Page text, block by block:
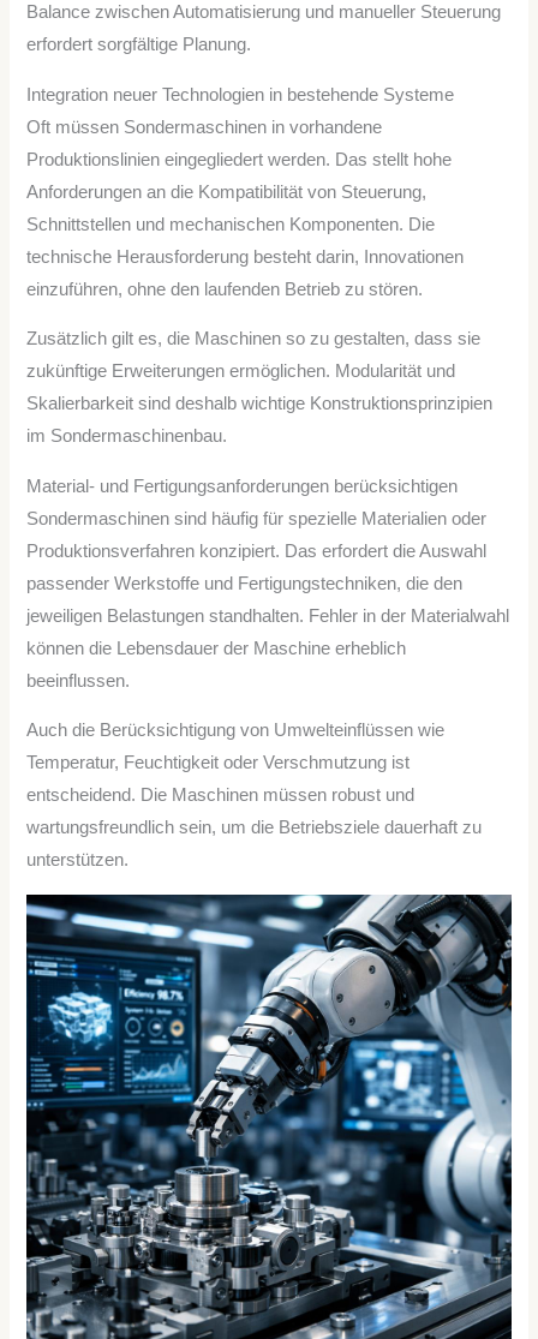
Balance zwischen Automatisierung und manueller Steuerung
erfordert sorgfältige Planung.
Integration neuer Technologien in bestehende Systeme
Oft müssen Sondermaschinen in vorhandene
Produktionslinien eingegliedert werden. Das stellt hohe
Anforderungen an die Kompatibilität von Steuerung,
Schnittstellen und mechanischen Komponenten. Die
technische Herausforderung besteht darin, Innovationen
einzuführen, ohne den laufenden Betrieb zu stören.
Zusätzlich gilt es, die Maschinen so zu gestalten, dass sie
zukünftige Erweiterungen ermöglichen. Modularität und
Skalierbarkeit sind deshalb wichtige Konstruktionsprinzipien
im Sondermaschinenbau.
Material- und Fertigungsanforderungen berücksichtigen
Sondermaschinen sind häufig für spezielle Materialien oder
Produktionsverfahren konzipiert. Das erfordert die Auswahl
passender Werkstoffe und Fertigungstechniken, die den
jeweiligen Belastungen standhalten. Fehler in der Materialwahl
können die Lebensdauer der Maschine erheblich
beeinflussen.
Auch die Berücksichtigung von Umwelteinflüssen wie
Temperatur, Feuchtigkeit oder Verschmutzung ist
entscheidend. Die Maschinen müssen robust und
wartungsfreundlich sein, um die Betriebsziele dauerhaft zu
unterstützen.